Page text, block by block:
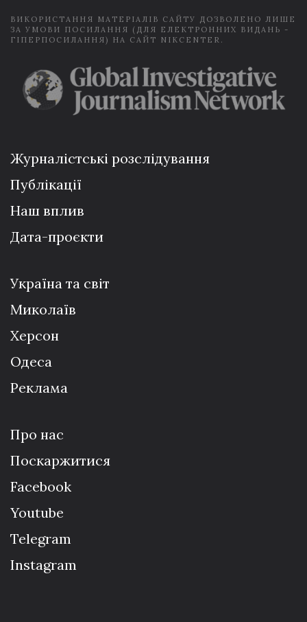
ВИКОРИСТАННЯ МАТЕРІАЛІВ САЙТУ ДОЗВОЛЕНО ЛИШЕ
ЗА УМОВИ ПОСИЛАННЯ (ДЛЯ ЕЛЕКТРОННИХ ВИДАНЬ -
ГІПЕРПОСИЛАННЯ) НА САЙТ NIKCENTER.
Журналістські розслідування
Публікації
Наш вплив
Дата-проєкти
Україна та світ
Миколаїв
Херсон
Одеса
Реклама
Про нас
Поскаржитися
Facebook
Youtube
Telegram
Instagram